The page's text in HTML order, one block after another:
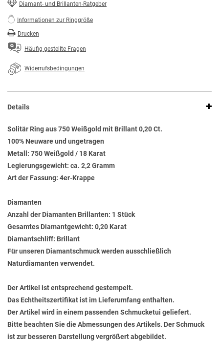
Diamant- und Brillanten-Ratgeber
Informationen zur Ringgröße
Drucken
Häufig gestellte Fragen
Widerrufsbedingungen
Details
Solitär Ring aus 750 Weißgold mit Brillant 0,20 Ct.
100% Neuware und ungetragen
Metall: 750 Weißgold / 18 Karat
Legierungsgewicht: ca. 2,2 Gramm
Art der Fassung: 4er-Krappe
Diamanten
Anzahl der Diamanten Brillanten: 1 Stück
Gesamtes Diamantgewicht: 0,20 Karat
Diamantschliff: Brillant
Für unseren Diamantschmuck werden ausschließlich
Naturdiamanten verwendet.
Der Artikel ist entsprechend gestempelt.
Das Echtheitszertifikat ist im Lieferumfang enthalten.
Der Artikel wird in einem passenden Schmucketui geliefert.
Bitte beachten Sie die Abmessungen des Artikels. Der Schmuck
ist zur besseren Darstellung vergrößert abgebildet.